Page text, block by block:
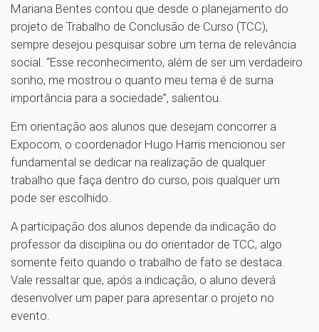
Mariana Bentes contou que desde o planejamento do
projeto de Trabalho de Conclusão de Curso (TCC),
sempre desejou pesquisar sobre um tema de relevância
social. “Esse reconhecimento, além de ser um verdadeiro
sonho, me mostrou o quanto meu tema é de suma
importância para a sociedade”, salientou.
Em orientação aos alunos que desejam concorrer a
Expocom, o coordenador Hugo Harris mencionou ser
fundamental se dedicar na realização de qualquer
trabalho que faça dentro do curso, pois qualquer um
pode ser escolhido.
A participação dos alunos depende da indicação do
professor da disciplina ou do orientador de TCC, algo
somente feito quando o trabalho de fato se destaca.
Vale ressaltar que, após a indicação, o aluno deverá
desenvolver um paper para apresentar o projeto no
evento.